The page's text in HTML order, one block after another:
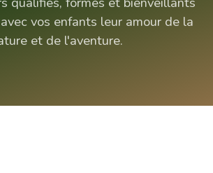
vos enfants leur amour de la
et de l'aventure.